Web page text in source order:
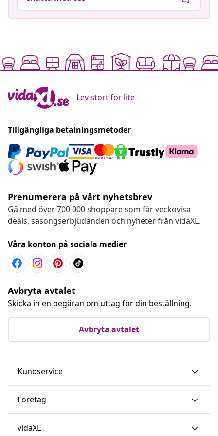
Lev stort for lite
Tillgängliga betalningsmetoder
Prenumerera på vårt nyhetsbrev
Gå med över 700 000 shoppare som får veckovisa
deals, säsongserbjudanden och nyheter från vidaXL.
Våra konton på sociala medier
Avbryta avtalet
Skicka in en begäran om uttag för din beställning.
Avbryta avtalet
Kundservice
Företag
vidaXL